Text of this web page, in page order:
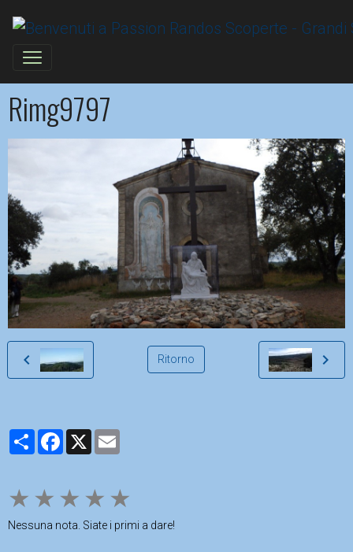
Rimg9797
Ritorno
PartagerFacebook
★ ★ ★ ★ ★
Nessuna nota. Siate i primi a dare!